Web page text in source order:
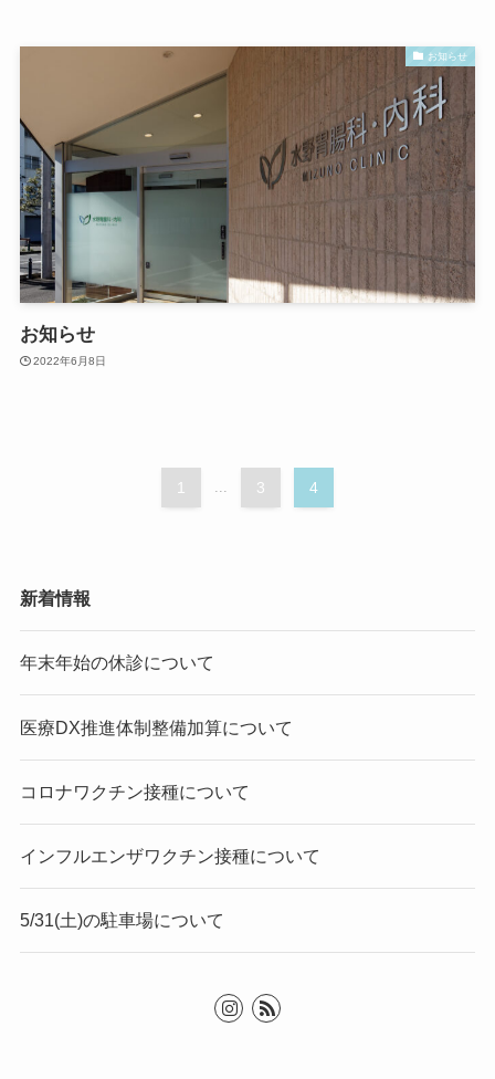
お知らせ
お知らせ
2022年6月8日
1 3 4
新着情報
年末年始の休診について
医療DX推進体制整備加算について
コロナワクチン接種について
インフルエンザワクチン接種について
5/31(土)の駐車場について